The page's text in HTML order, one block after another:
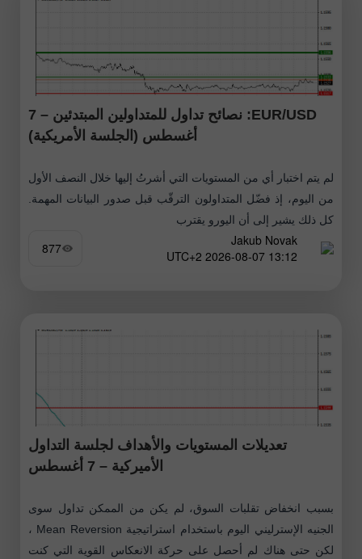
EUR/USD: نصائح تداول للمتداولين المبتدئين – 7
أغسطس (الجلسة الأمريكية)
لم يتم اختبار أي من المستويات التي أشرتُ إليها خلال النصف الأول
من اليوم، إذ فضّل المتداولون الترقّب قبل صدور البيانات المهمة.
كل ذلك يشير إلى أن اليورو يقترب
Jakub Novak
13:12 2026-08-07 UTC+2
877
تعديلات المستويات والأهداف لجلسة التداول
الأميركية – 7 أغسطس
بسبب انخفاض تقلبات السوق، لم يكن من الممكن تداول سوى
الجنيه الإسترليني اليوم باستخدام استراتيجية Mean Reversion ،
لكن حتى هناك لم أحصل على حركة الانعكاس القوية التي كنت